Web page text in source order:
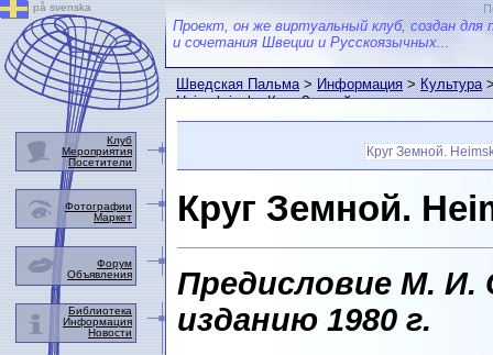
Проект, он же виртуальный клуб, создан для
и сочетания Швеции и Русскоязычных...
Шведская Пальма>Информация>Культура
Heimskringla. Круг Земной
Круг Земной.
Круг Земной.
Предисловие М. И.
изданию 1980 г.
på svenska
Клуб
Мероприятия
Посетители
Фотографии
Маркет
Форум
Объявления
Библиотека
Информация
Новости